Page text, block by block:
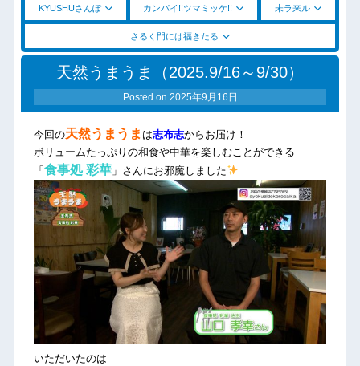
KYUSHUさんぽ カンパイ!!ツマミッケ!! 未ラ来ル
さるく門には福きたる
天然うまうま（2025.9/16～9/30）
Posted on 2025年9月16日
今回の天然うまうま は志布志からお届け！
ボリュームたっぷりの和食や中華を楽しむことができる
「 食事処 彩華」さんにお邪魔しました
いただいたのは